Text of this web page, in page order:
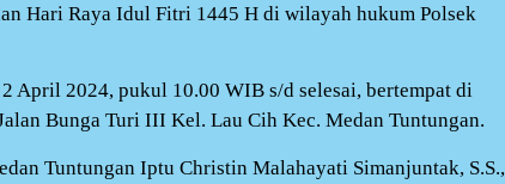
Hari Raya Idul Fitri 1445 H di wilayah hukum Polsek
April 2024, pukul 10.00 WIB s/d selesai, bertempat di
Bunga Turi III Kel. Lau Cih Kec. Medan Tuntungan.
Tuntungan Iptu Christin Malahayati Simanjuntak, S.S.,